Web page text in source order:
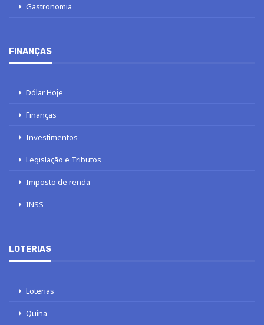
Gastronomia
FINANÇAS
Dólar Hoje
Finanças
Investimentos
Legislação e Tributos
Imposto de renda
INSS
LOTERIAS
Loterias
Quina